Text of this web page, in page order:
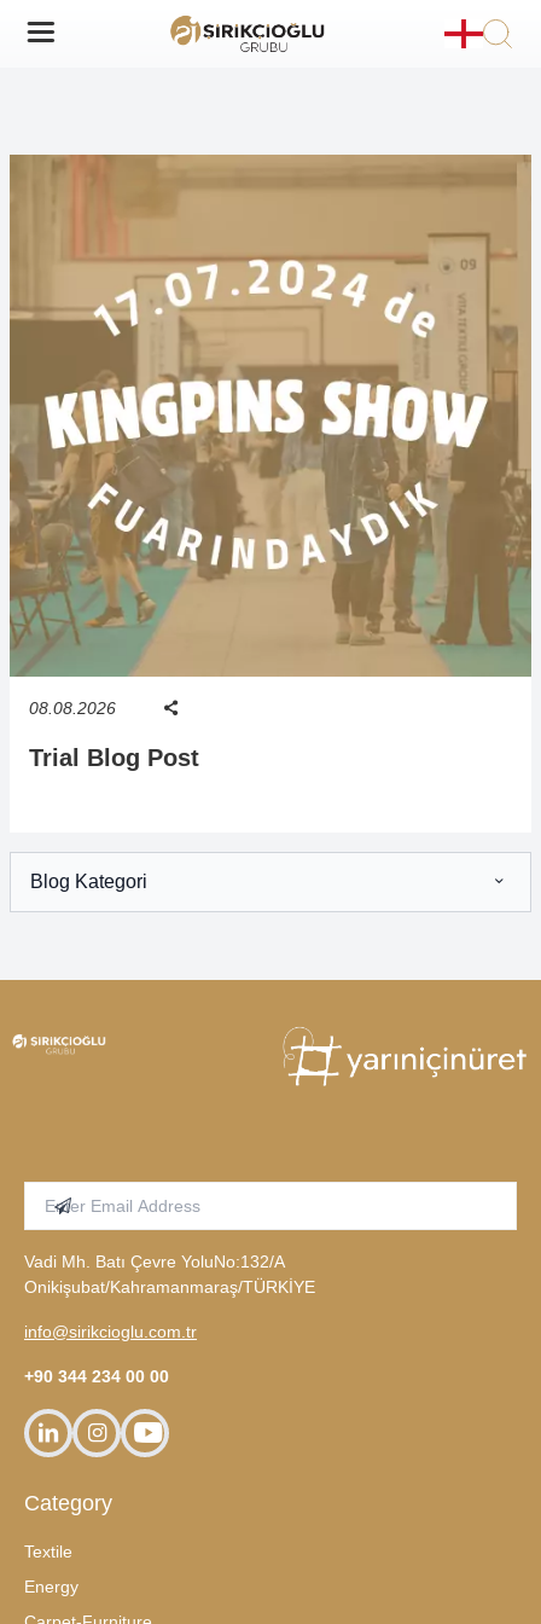
08.08.2026
Trial Blog Post
Blog Kategori
Subscribe
Vadi Mh. Batı Çevre YoluNo:132/A
Onikişubat/Kahramanmaraş/TÜRKİYE
info@sirikcioglu.com.tr
+90 344 234 00 00
linkedininstagramyoutube
Category
Textile
Energy